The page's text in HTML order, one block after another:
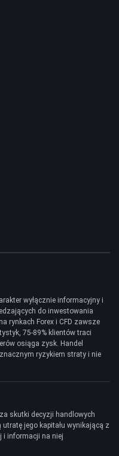
wyłącznie informacyjny i
do inwestowania
rynkach Forex i CFD zawsze
75-89% klientów traci
osiąga zysk. Handel
ryzykiem straty i nie
skutki decyzji handlowych
jego kapitału wynikającą z
i informacji na niej